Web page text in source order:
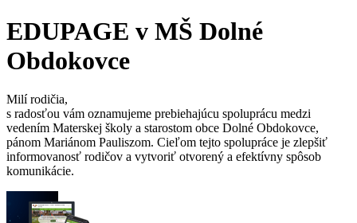
EDUPAGE v MŠ Dolné
Obdokovce
Milí rodičia,
s radosťou vám oznamujeme prebiehajúcu spoluprácu medzi
vedením Materskej školy a starostom obce Dolné Obdokovce,
pánom Mariánom Pauliszom. Cieľom tejto spolupráce je zlepšiť
informovanosť rodičov a vytvoriť otvorený a efektívny spôsob
komunikácie.